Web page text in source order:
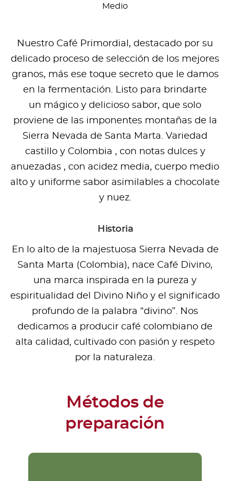
Medio
Nuestro Café Primordial, destacado por su
delicado proceso de selección de los mejores
granos, más ese toque secreto que le damos
en la fermentación. Listo para brindarte
un mágico y delicioso sabor, que solo
proviene de las imponentes montañas de la
Sierra Nevada de Santa Marta. Variedad
castillo y Colombia , con notas dulces y
anuezadas , con acidez media, cuerpo medio
alto y uniforme sabor asimilables a chocolate
y nuez.
Historia
En lo alto de la majestuosa Sierra Nevada de
Santa Marta (Colombia), nace Café Divino,
una marca inspirada en la pureza y
espiritualidad del Divino Niño y el significado
profundo de la palabra “divino”. Nos
dedicamos a producir café colombiano de
alta calidad, cultivado con pasión y respeto
por la naturaleza.
Métodos de
preparación